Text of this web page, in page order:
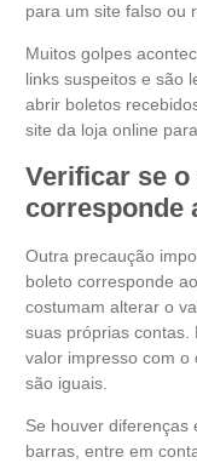
para um site falso ou
Muitos golpes
links suspeitos e são
abrir boletos
site da loja online
Verificar se
corresponde
Outra precaução
boleto corresponde
costumam alterar o
suas próprias contas.
valor impresso com o
são iguais.
Se houver diferenças
barras, entre em